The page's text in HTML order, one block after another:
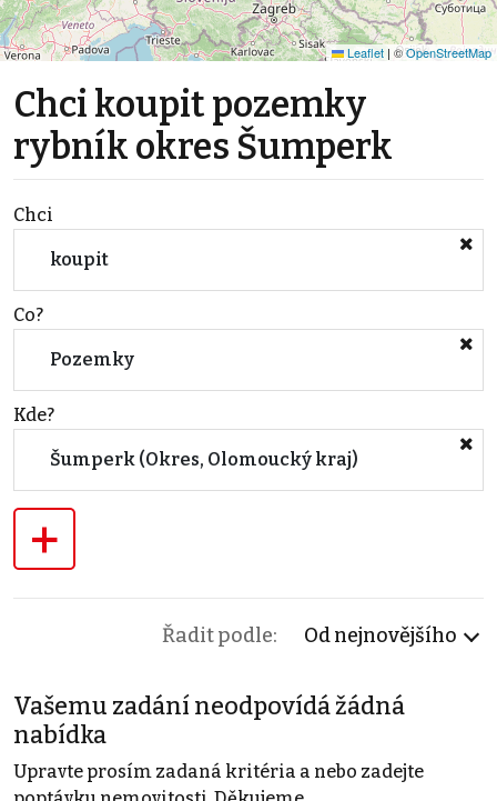
Leaflet | ©OpenStreetMap
Chci koupit pozemky
rybník okres Šumperk
Chci
koupit
Co?
Pozemky
Kde?
Šumperk (Okres, Olomoucký kraj)
+
Řadit podle: Od nejnovějšího
Vašemu zadání neodpovídá žádná
nabídka
Upravte prosím zadaná kritéria a nebo zadejte